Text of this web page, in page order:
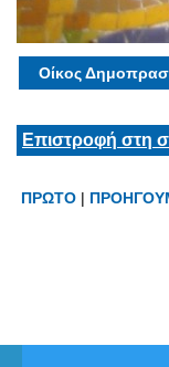
Οίκος
Επιστροφή στη
ΠΡΩΤΟ |